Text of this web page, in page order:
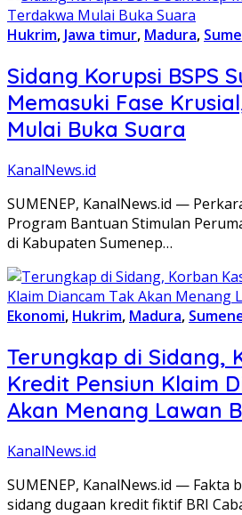
Hukrim, Jawa timur, Madura,
Sidang Korupsi BSPS
Memasuki Fase
Mulai Buka Suara
KanalNews.id
SUMENEP, KanalNews.id —
Program Bantuan Stimulan
di Kabupaten Sumenep…
Ekonomi, Hukrim, Madura,
Terungkap di Sidang,
Kredit Pensiun Klaim
Akan Menang Lawan
KanalNews.id
SUMENEP, KanalNews.id — Fakta
sidang dugaan kredit fiktif BRI